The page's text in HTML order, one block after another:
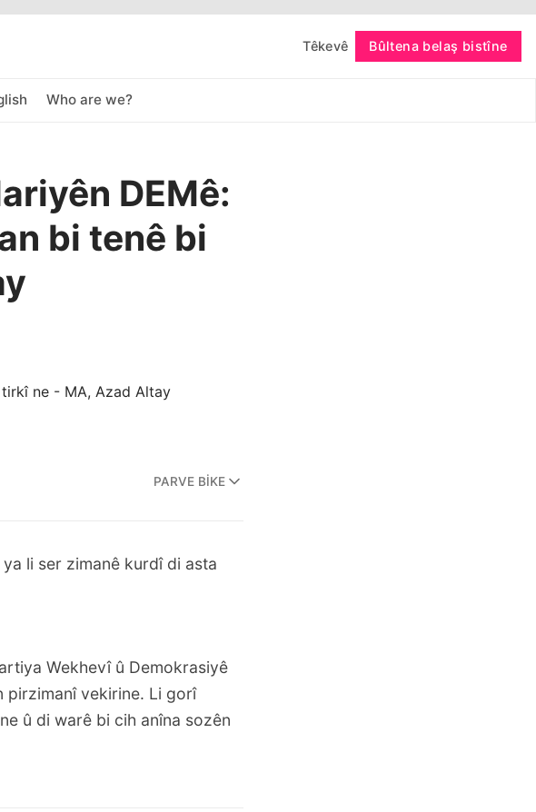
Têkevê Bûltena belaş bistîne
Who are we?
bişopîne
DEMê:
bi tenê bi
PARVE BIKE
li ser zimanê kurdî di asta
Wekhevî û Demokrasiyê
pirzimanî vekirine. Li gorî
û di warê bi cih anîna sozên